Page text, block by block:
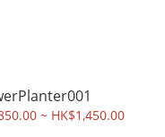
~ HK$1,450.00